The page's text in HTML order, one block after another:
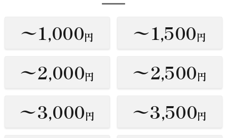
〜1,000円 〜1,500円
〜2,000円 〜2,500円
〜3,000円 〜3,500円